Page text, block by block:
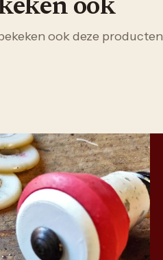
ook
ook deze producten